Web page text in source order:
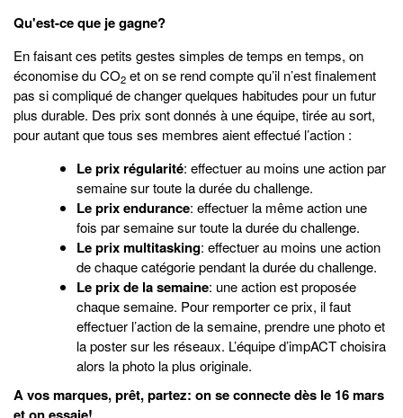
Qu'est-ce que je gagne?
En faisant ces petits gestes simples de temps en temps, on
économise du CO2 et on se rend compte qu’il n’est finalement
pas si compliqué de changer quelques habitudes pour un futur
plus durable. Des prix sont donnés à une équipe, tirée au sort,
pour autant que tous ses membres aient effectué l’action :
Le prix régularité: effectuer au moins une action par
semaine sur toute la durée du challenge.
Le prix endurance: effectuer la même action une
fois par semaine sur toute la durée du challenge.
Le prix multitasking: effectuer au moins une action
de chaque catégorie pendant la durée du challenge.
Le prix de la semaine: une action est proposée
chaque semaine. Pour remporter ce prix, il faut
effectuer l’action de la semaine, prendre une photo et
la poster sur les réseaux. L’équipe d’impACT choisira
alors la photo la plus originale.
A vos marques, prêt, partez: on se connecte dès le 16 mars